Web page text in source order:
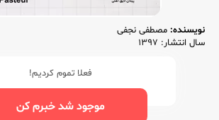
نویسنده: مصطفی نجفی
سال انتشار: 1397
فعلا تموم کردیم!
موجود شد خبرم کن